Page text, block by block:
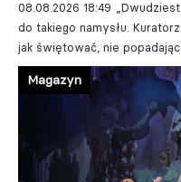
08.08.2026 18:49
do takiego namysłu.
jak świętować, nie
Magazyn